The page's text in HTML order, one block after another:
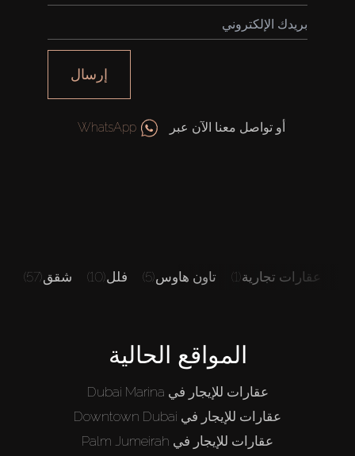
إرسال
أو تواصل معنا الآن عبر WhatsApp
شقق(57) فلل(10) تاون هاوس(5) عقارات تجارية
المواقع الحالية
عقارات للإيجار في Dubai Marina
عقارات للإيجار في Downtown Dubai
عقارات للإيجار في Palm Jumeirah